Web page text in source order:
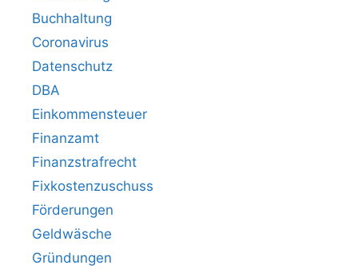
Buchhaltung
Coronavirus
Datenschutz
DBA
Einkommensteuer
Finanzamt
Finanzstrafrecht
Fixkostenzuschuss
Förderungen
Geldwäsche
Gründungen